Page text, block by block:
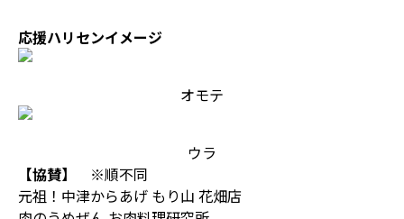
応援ハリセンイメージ
オモテ
ウラ
【協賛】
※順不同
元祖！中津からあげ もり山 花畑店